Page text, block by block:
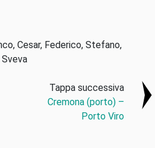
Cesar, Federico, Stefano,
Sveva
Tappa successiva
Cremona (porto) –
Porto Viro